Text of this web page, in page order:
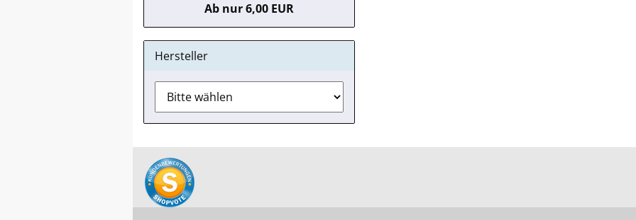
Ab nur 6,00 EUR
Hersteller